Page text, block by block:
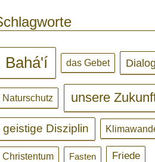
Bahá'í das Gebet Dialog
Naturschutz unsere
geistige Disziplin
Christentum Fasten Friede